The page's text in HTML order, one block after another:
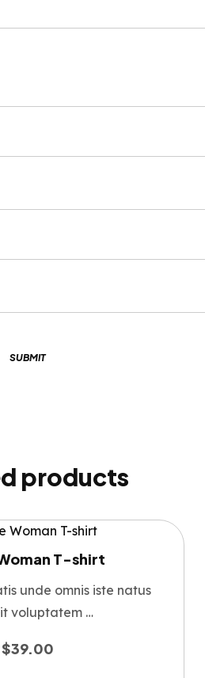
products
T-shirt
unde omnis iste natus
voluptatem …
$39.00